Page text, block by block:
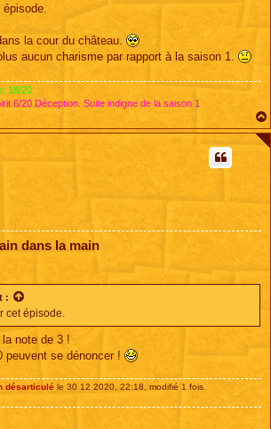
épisode.
la cour du château.
aucun charisme par rapport à la saison 1.
18/20
6/20 Déception. Suite indigne de la saison 1
dans la main
:
cet épisode.
note de 3 !
peuvent se dénoncer !
désarticulé le 30 12 2020, 22:18, modifié 1 fois.